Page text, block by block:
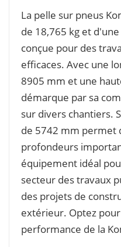
La pelle sur pneus
de 18,765 kg et
conçue pour des
efficaces. Avec une
8905 mm et une
démarque par sa
sur divers chantiers.
de 5742 mm permet
profondeurs
équipement idéal
secteur des travaux
des projets de
extérieur. Optez
performance de la